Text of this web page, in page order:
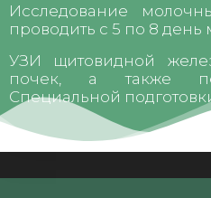
Исследование
проводить с 5 по 8 день
УЗИ щитовидной
почек, а также
Специальной